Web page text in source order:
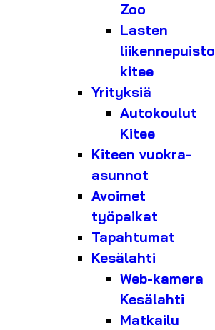
Zoo
Lasten
liikennepuisto
kitee
Yrityksiä
Autokoulut
Kitee
Kiteen vuokra-
asunnot
Avoimet
työpaikat
Tapahtumat
Kesälahti
Web-kamera
Kesälahti
Matkailu